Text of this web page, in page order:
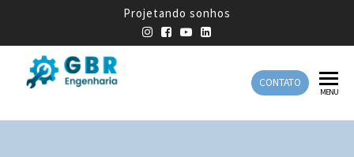
Projetando sonhos
Engenharia
Engenharia
CONTATO
MENU